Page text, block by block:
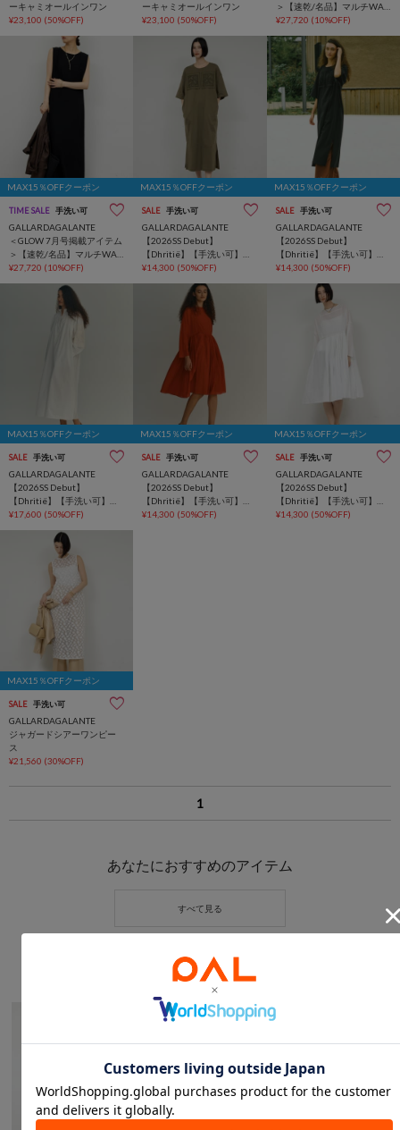
ーキャミオールインワン
¥23,100 (50%OFF)
ーキャミオールインワン
¥23,100 (50%OFF)
＞【速乾/名品】マルチWAY
ワンピース
¥27,720 (10%OFF)
MAX15％OFFクーポン
TIME SALE 手洗い可
GALLARDAGALANTE
＜GLOW 7月号掲載アイテム
＞【速乾/名品】マルチWAY
ワンピース
¥27,720 (10%OFF)
MAX15％OFFクーポン
SALE 手洗い可
GALLARDAGALANTE
【2026SS Debut】
【Dhritië】【手洗い可】レ
ースパッチワークワンピー
¥14,300 (50%OFF)
MAX15％OFFクーポン
SALE 手洗い可
GALLARDAGALANTE
【2026SS Debut】
【Dhritië】【手洗い可】レ
ースパッチワークワンピー
¥14,300 (50%OFF)
MAX15％OFFクーポン
SALE 手洗い可
GALLARDAGALANTE
【2026SS Debut】
【Dhritië】【手洗い可】刺
繍スリーブワンピース
¥17,600 (50%OFF)
MAX15％OFFクーポン
SALE 手洗い可
GALLARDAGALANTE
【2026SS Debut】
【Dhritië】【手洗い可】タ
ックチュニック
¥14,300 (50%OFF)
MAX15％OFFクーポン
SALE 手洗い可
GALLARDAGALANTE
【2026SS Debut】
【Dhritië】【手洗い可】タ
ックチュニック
¥14,300 (50%OFF)
MAX15％OFFクーポン
SALE 手洗い可
GALLARDAGALANTE
ジャガードシアーワンピー
ス
¥21,560 (30%OFF)
1
あなたにおすすめのアイテム
旬な着こなしが楽しめるセットアップ